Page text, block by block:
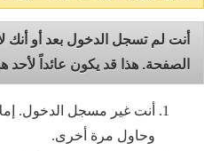
أنت لم تسجل الدخول بعد أو أنك
الصفحة. هذا قد يكون عائداً لأحد
أنت غير مسجل الدخول.
وحاول مرة أخرى.